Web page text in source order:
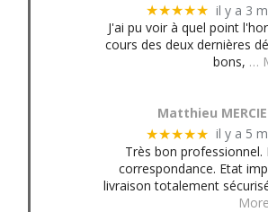
★★★★★ il y a 3
J'ai pu voir à quel point
cours des deux dernières
bons, …
Matthieu
★★★★★ il y a 5
Très bon
correspondance. Etat
livraison totalement
More